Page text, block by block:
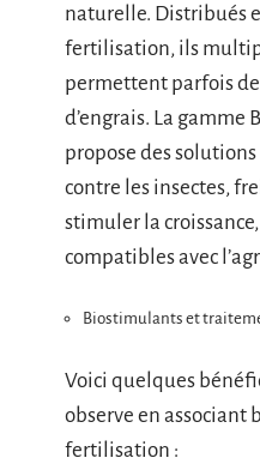
naturelle. Distribués
fertilisation, ils
permettent parfois
d’engrais. La
propose des
contre les insectes,
stimuler la
compatibles avec
Biostimulants et
Voici quelques
observe en associant
fertilisation :